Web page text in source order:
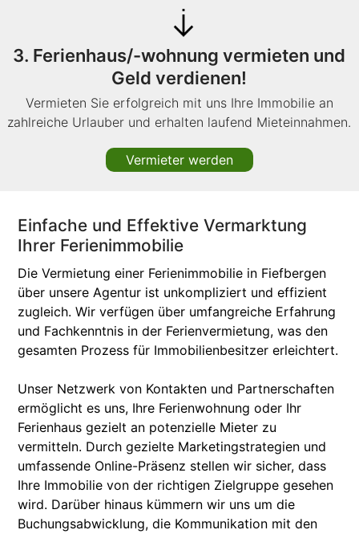
3. Ferienhaus/-wohnung vermieten und
Geld verdienen!
Vermieten Sie erfolgreich mit uns Ihre Immobilie an
zahlreiche Urlauber und erhalten laufend Mieteinnahmen.
Vermieter werden
Einfache und Effektive Vermarktung
Ihrer Ferienimmobilie
Die Vermietung einer Ferienimmobilie in Fiefbergen
über unsere Agentur ist unkompliziert und effizient
zugleich. Wir verfügen über umfangreiche Erfahrung
und Fachkenntnis in der Ferienvermietung, was den
gesamten Prozess für Immobilienbesitzer erleichtert.
Unser Netzwerk von Kontakten und Partnerschaften
ermöglicht es uns, Ihre Ferienwohnung oder Ihr
Ferienhaus gezielt an potenzielle Mieter zu
vermitteln. Durch gezielte Marketingstrategien und
umfassende Online-Präsenz stellen wir sicher, dass
Ihre Immobilie von der richtigen Zielgruppe gesehen
wird. Darüber hinaus kümmern wir uns um die
Buchungsabwicklung, die Kommunikation mit den